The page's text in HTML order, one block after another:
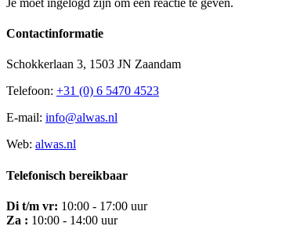
Contactinformatie
Schokkerlaan 3, 1503 JN Zaandam
Telefoon: +31 (0) 6 5470 4523
E-mail: info@alwas.nl
Web: alwas.nl
Telefonisch bereikbaar
Di t/m vr: 10:00 - 17:00 uur
Za : 10:00 - 14:00 uur